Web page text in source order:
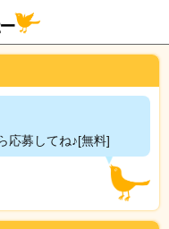
応募してね♪[無料]